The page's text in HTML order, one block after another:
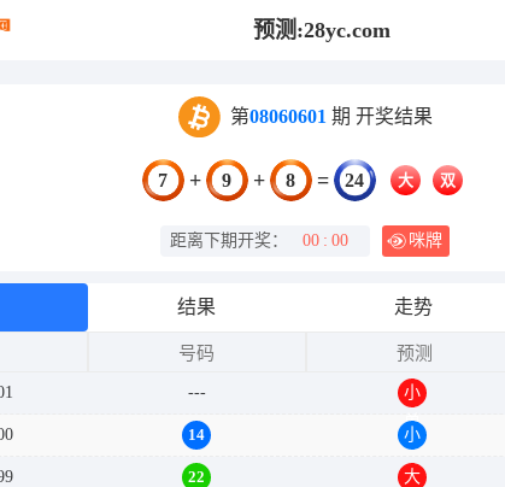
预测:28yc.com
第08060601 期 开奖结果
7 + 9 + 8 = 24 大 双
距离下期开奖： 00 : 49 咪牌
结果 走势
号码 预测
---
小
双
24 小
14 小